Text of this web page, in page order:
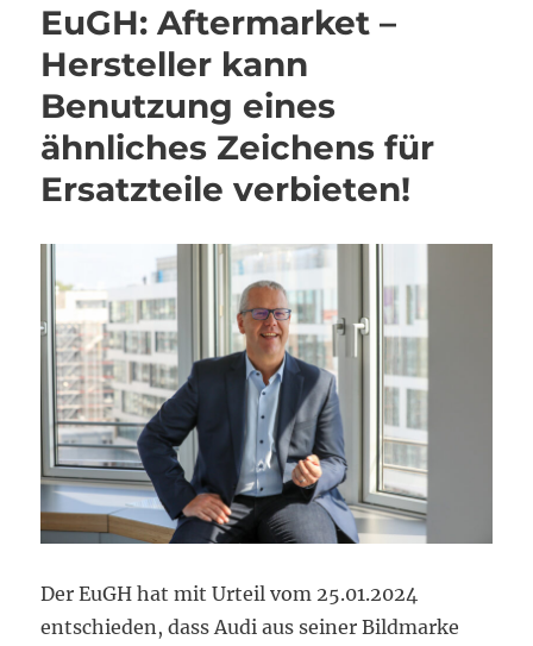
EuGH: Aftermarket –
Hersteller kann
Benutzung eines
ähnliches Zeichens für
Ersatzteile verbieten!
Der EuGH hat mit Urteil vom 25.01.2024
entschieden, dass Audi aus seiner Bildmarke